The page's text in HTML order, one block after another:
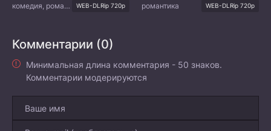
комедия, романтика WEB-DLRip 720p романтика WEB-DLRip 720p
Комментарии (0)
Минимальная длина комментария - 50 знаков.
Комментарии модерируются